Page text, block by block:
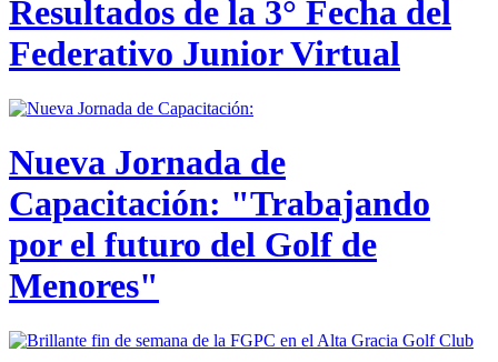
Resultados de la 3° Fecha del
Federativo Junior Virtual
Nueva Jornada de
Capacitación: "Trabajando
por el futuro del Golf de
Menores"